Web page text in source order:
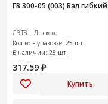
ГВ 300-05 (003) Вал гибкий
ЛЭТЗ г.Лысково
Кол-во в упаковке: 25 шт.
В наличии: 25 шт.
317.59 ₽
Купить